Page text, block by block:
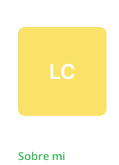
LC
Sobre mi